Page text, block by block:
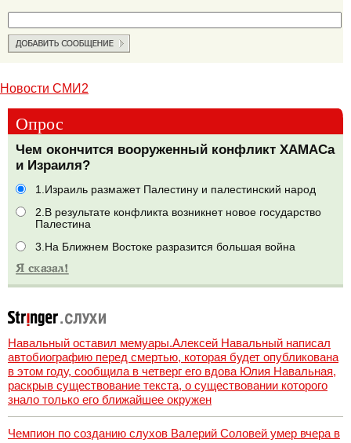
Новости СМИ2
Опрос
Чем окончится вооруженный конфликт ХАМАСа
и Израиля?
1.Израиль размажет Палестину и палестинский народ
2.В результате конфликта возникнет новое государство
Палестина
3.На Ближнем Востоке разразится большая война
Навальный оставил мемуары.Алексей Навальный написал
автобиографию перед смертью, которая будет опубликована
в этом году, сообщила в четверг его вдова Юлия Навальная,
раскрыв существование текста, о существовании которого
знало только его ближайшее окружен
Чемпион по созданию слухов Валерий Соловей умер вчера в